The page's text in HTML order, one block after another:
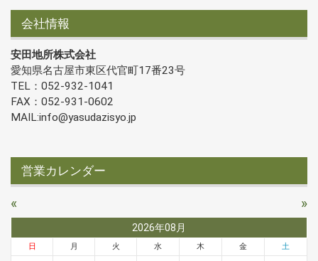
会社情報
安田地所株式会社
愛知県名古屋市東区代官町17番23号
TEL：052-932-1041
FAX：052-931-0602
MAIL:info@yasudazisyo.jp
営業カレンダー
« »
2026年08月
日 月 火 水 木 金 土